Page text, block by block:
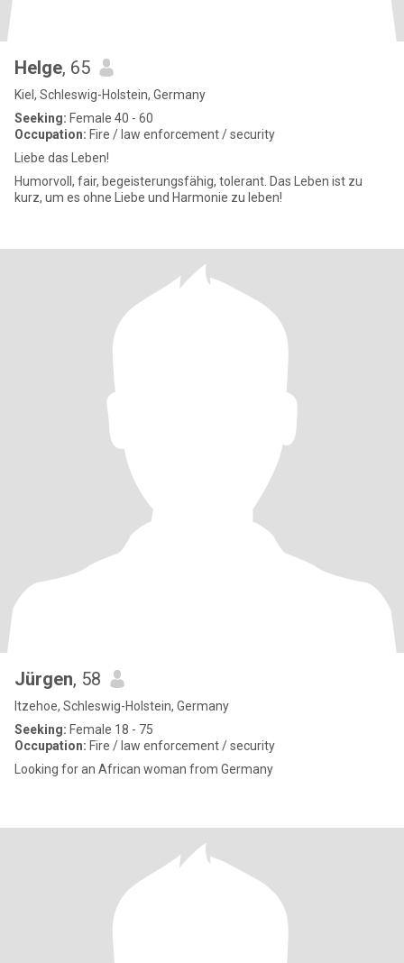
Helge, 65
Kiel, Schleswig-Holstein, Germany
Seeking: Female 40 - 60
Occupation: Fire / law enforcement / security
Liebe das Leben!
Humorvoll, fair, begeisterungsfähig, tolerant. Das Leben ist zu
kurz, um es ohne Liebe und Harmonie zu leben!
Jürgen, 58
Itzehoe, Schleswig-Holstein, Germany
Seeking: Female 18 - 75
Occupation: Fire / law enforcement / security
Looking for an African woman from Germany